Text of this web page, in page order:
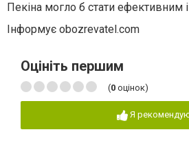
Пекіна могло б стати ефективним
Інформує obozrevatel.com
Оцініть першим
(0 оцінок)
Я